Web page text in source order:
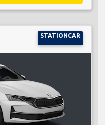
STATIONCAR